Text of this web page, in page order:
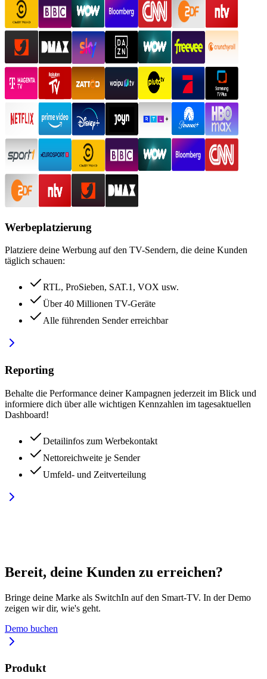
Werbeplatzierung
Platziere deine Werbung auf den TV-Sendern, die deine Kunden
täglich schauen:
RTL, ProSieben, SAT.1, VOX usw.
Über 40 Millionen TV-Geräte
Alle führenden Sender erreichbar
Reporting
Behalte die Performance deiner Kampagnen jederzeit im Blick und
informiere dich über alle wichtigen Kennzahlen im tagesaktuellen
Dashboard!
Detailinfos zum Werbekontakt
Nettoreichweite je Sender
Umfeld- und Zeitverteilung
Bereit, deine Kunden zu erreichen?
Bringe deine Marke als SwitchIn auf den Smart-TV. In der Demo
zeigen wir dir, wie's geht.
Demo buchen
Produkt